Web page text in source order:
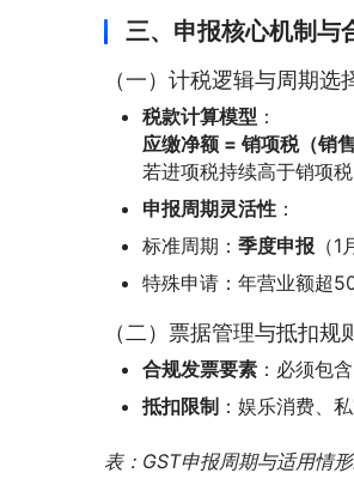
三、申报核心机制与
（一）计税逻辑与周期选
税款计算模型 ：
应缴净额 = 销项税（销
若进项税持续高于销项税
申报周期灵活性 ：
标准周期： 季度申报 （
特殊申请：年营业额超
（二）票据管理与抵扣规
合规发票要素 ：必须包
抵扣限制 ：娱乐消费、
表：GST申报周期与适用情